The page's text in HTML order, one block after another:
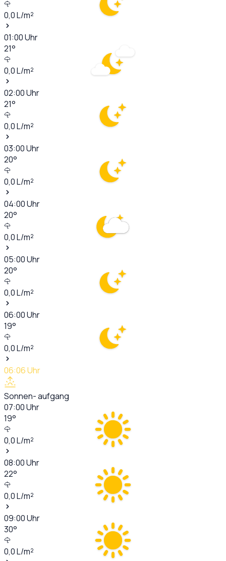
0,0L/m²
01:00Uhr
21°
0,0L/m²
02:00Uhr
21°
0,0L/m²
03:00Uhr
20°
0,0L/m²
04:00Uhr
20°
0,0L/m²
05:00Uhr
20°
0,0L/m²
06:00Uhr
19°
0,0L/m²
06:06Uhr
Sonnen- aufgang
07:00Uhr
19°
0,0L/m²
08:00Uhr
22°
0,0L/m²
09:00Uhr
30°
0,0L/m²